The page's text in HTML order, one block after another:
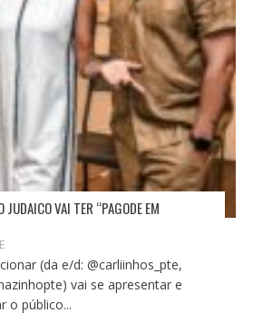
JUDAICO VAI TER “PAGODE EM
(da e/d: @carliinhos_pte,
vai se apresentar e
o público...